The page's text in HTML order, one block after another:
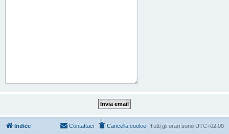
Indice Tutti gli orari sono UTC+02:00
Cancella cookie
Contattaci